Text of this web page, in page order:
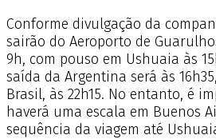
Conforme divulgação da
sairão do Aeroporto de
9h, com pouso em Ushuaia às
saída da Argentina será às
Brasil, às 22h15. No entanto, é
haverá uma escala em Buenos
sequência da viagem até